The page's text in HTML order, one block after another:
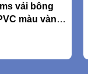
vải bông
màu vàng